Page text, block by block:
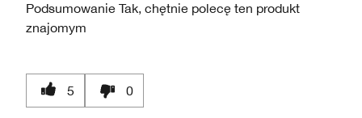
Podsumowanie Tak, chętnie polecę ten produkt
znajomym
5 0